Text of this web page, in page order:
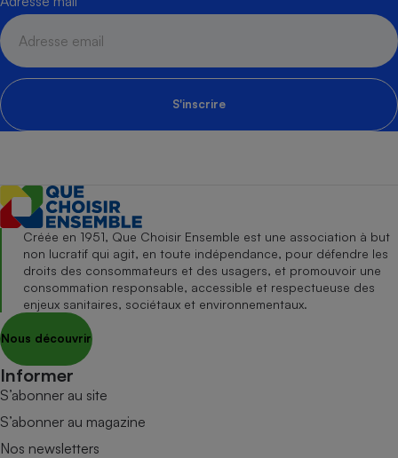
S'inscrire
Créée en 1951, Que Choisir Ensemble est une association à but
non lucratif qui agit, en toute indépendance, pour défendre les
droits des consommateurs et des usagers, et promouvoir une
consommation responsable, accessible et respectueuse des
enjeux sanitaires, sociétaux et environnementaux.
Nous découvrir
Informer
S’abonner au site
S’abonner au magazine
Nos newsletters